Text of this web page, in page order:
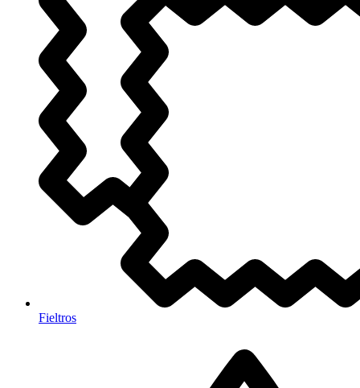
Fieltros